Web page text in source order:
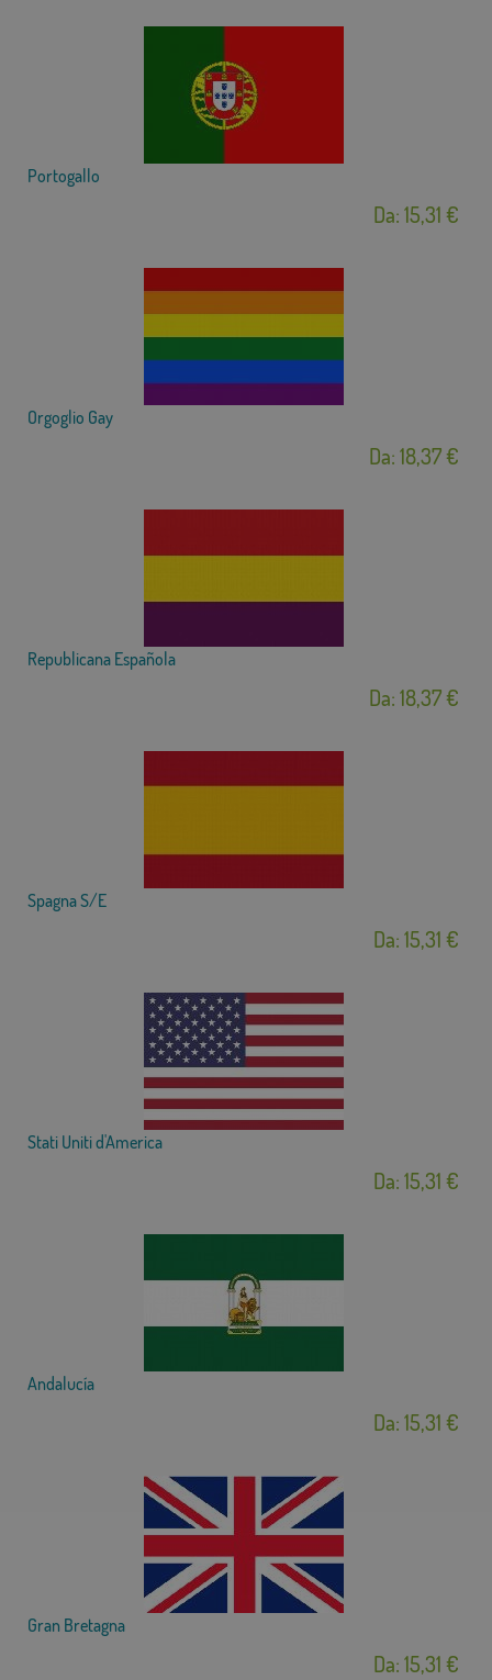
Portogallo
Da: 15,31 €
Orgoglio Gay
Da: 18,37 €
Republicana Española
Da: 18,37 €
Spagna S/E
Da: 15,31 €
Stati Uniti d'America
Da: 15,31 €
Andalucía
Da: 15,31 €
Gran Bretagna
Da: 15,31 €